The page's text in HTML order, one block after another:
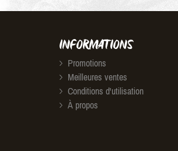
INFORMATIONS
Promotions
Meilleures ventes
Conditions d'utilisation
À propos